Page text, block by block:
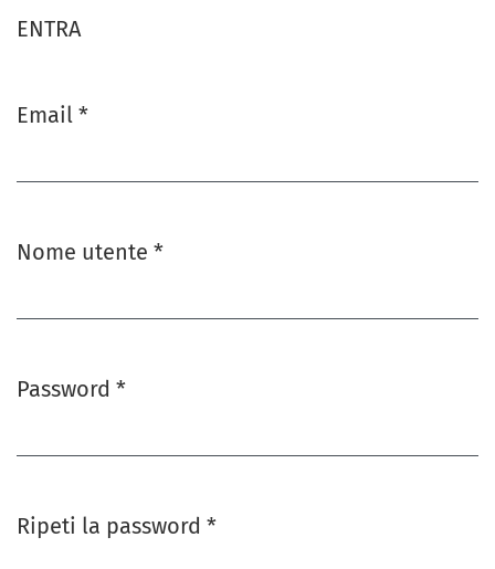
ENTRA
Email *
Nome utente *
Password *
Ripeti la password *